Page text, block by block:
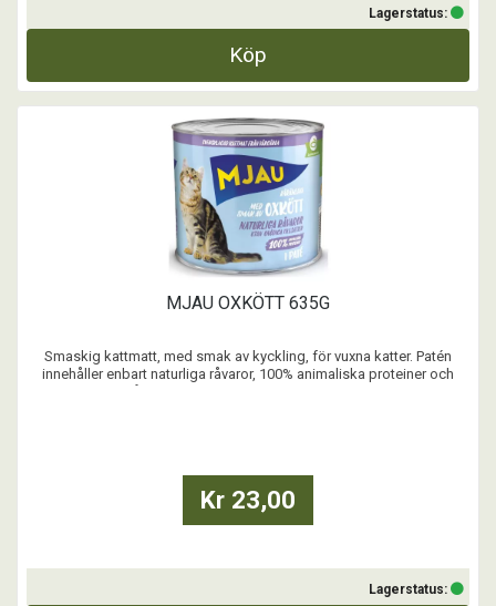
Lagerstatus:
Köp
MJAU OXKÖTT 635G
Smaskig kattmatt, med smak av kyckling, för vuxna katter. Patén
innehåller enbart naturliga råvaror, 100% animaliska proteiner och
Kr 23,00
Lagerstatus: